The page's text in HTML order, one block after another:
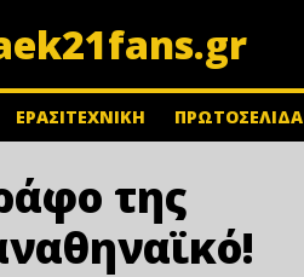
ΕΡΑΣΙΤΕΧΝΙΚΗ ΠΡΩΤΟΣΕΛΙΔΑ
της